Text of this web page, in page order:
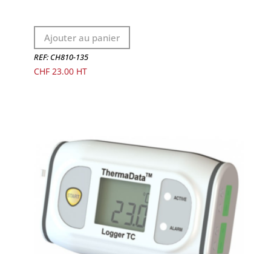
Ajouter au panier
REF: CH810-135
CHF23.00